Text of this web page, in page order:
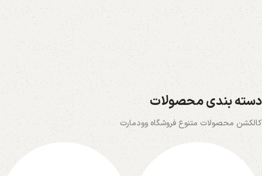
دسته بندی محصولات
کالکشن محصولات متنوع فروشگاه وودمارت